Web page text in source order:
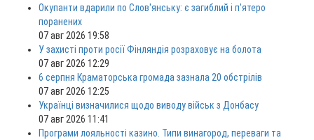
Окупанти вдарили по Слов'янську: є загиблий і п'ятеро
поранених
07 авг 2026 19:58
У захисті проти росії Фінляндія розраховує на болота
07 авг 2026 12:29
6 серпня Краматорська громада зазнала 20 обстрілів
07 авг 2026 12:25
Українці визначилися щодо виводу військ з Донбасу
07 авг 2026 11:41
Програми лояльності казино. Типи винагород, переваги та